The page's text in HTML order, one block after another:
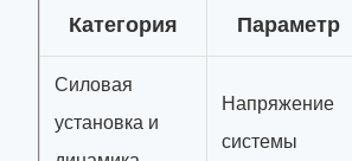
Категория Параметр
Силовая
установка и
Напряжение
системы